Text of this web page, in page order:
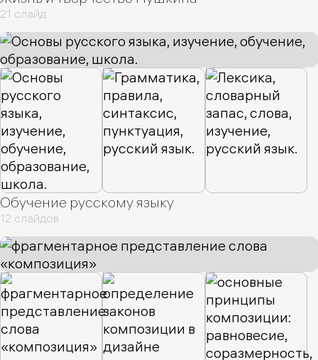
Универсальный
21 слайд
Обучение русскому языку
12 слайдов